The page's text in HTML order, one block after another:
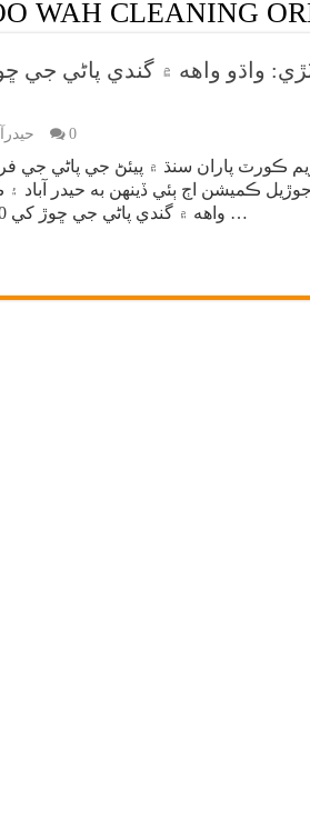
WAH CLEANING
0
ڪورٽ پاران سنڌ ۾ پيئڻ جي پاڻي جي
ڪميشن اڄ ٻئي ڏينهن به حيدر
واهه ۾ گندي پاڻي جي ڇوڙ کي 10 ڏينهن اندر بند ڪرڻ جو حڪم ڏئي …